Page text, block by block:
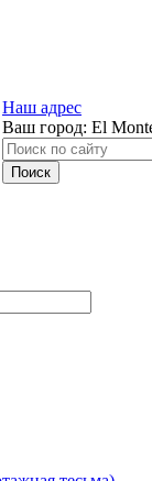
Наш адрес
Ваш город: El